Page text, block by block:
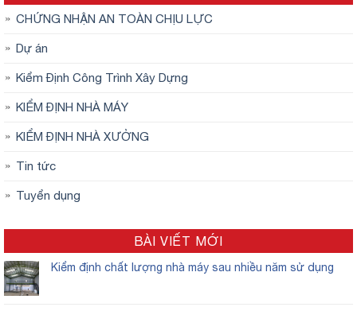
CHỨNG NHẬN AN TOÀN CHỊU LỰC
Dự án
Kiểm Định Công Trình Xây Dựng
KIỂM ĐỊNH NHÀ MÁY
KIỂM ĐỊNH NHÀ XƯỞNG
Tin tức
Tuyển dụng
BÀI VIẾT MỚI
Kiểm định chất lượng nhà máy sau nhiều năm sử dụng